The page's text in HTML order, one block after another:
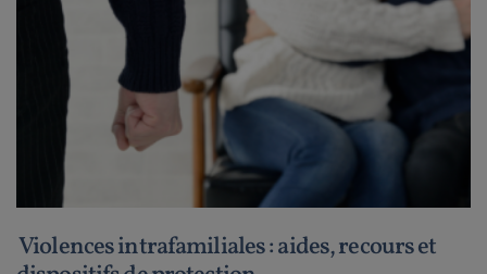
Violences intrafamiliales : aides, recours et